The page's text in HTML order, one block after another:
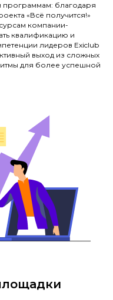
благодаря
«Всё получится!»
компании-
квалификацию и
лидеров Exiclub
выход из сложных
для более успешной